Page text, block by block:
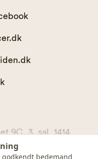
9C, 3. sal, 1414
K
godkendt bedemand